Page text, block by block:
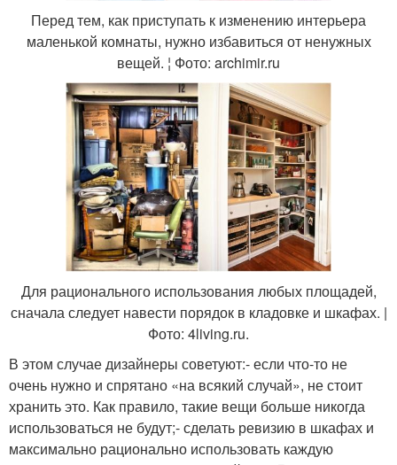
Перед тем, как приступать к изменению интерьера
маленькой комнаты, нужно избавиться от ненужных
вещей. ¦ Фото: archimir.ru
Для рационального использования любых площадей,
сначала следует навести порядок в кладовке и шкафах. |
Фото: 4living.ru.
В этом случае дизайнеры советуют:- если что-то не
очень нужно и спрятано «на всякий случай», не стоит
хранить это. Как правило, такие вещи больше никогда
использоваться не будут;- сделать ревизию в шкафах и
максимально рационально использовать каждую